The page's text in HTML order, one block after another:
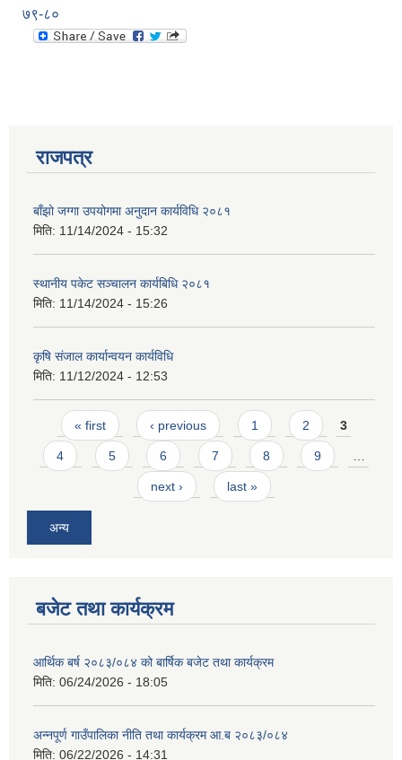
७९-८०
राजपत्र
बाँझो जग्गा उपयोगमा अनुदान कार्यविधि २०८१
मिति: 11/14/2024 - 15:32
स्थानीय पकेट सञ्चालन कार्यबिधि २०८१
मिति: 11/14/2024 - 15:26
कृषि संजाल कार्यान्वयन कार्यविधि
मिति: 11/12/2024 - 12:53
Pages
« first ‹ previous 1 2 3
4 5 6 7 8 9
next › last »
अन्य
बजेट तथा कार्यक्रम
आर्थिक बर्ष २०८३/०८४ को बार्षिक बजेट तथा कार्यक्रम
मिति: 06/24/2026 - 18:05
अन्नपूर्ण गाउँपालिका नीति तथा कार्यक्रम आ.ब २०८३/०८४
मिति: 06/22/2026 - 14:31